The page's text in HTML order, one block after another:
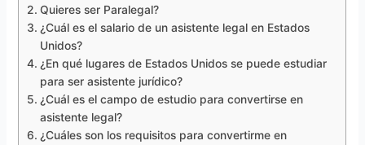
Quieres ser Paralegal?
¿Cuál es el salario de un asistente legal en Estados
Unidos?
¿En qué lugares de Estados Unidos se puede estudiar
para ser asistente jurídico?
¿Cuál es el campo de estudio para convertirse en
asistente legal?
¿Cuáles son los requisitos para convertirme en